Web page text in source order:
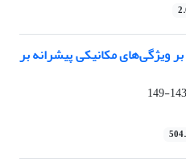
بر ویژگی‌های مکانیکی پیشرانه‌ بر
143-149